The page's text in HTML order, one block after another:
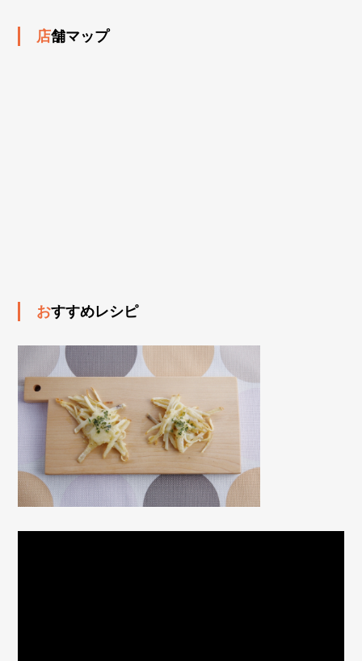
店舗マップ
おすすめレシピ